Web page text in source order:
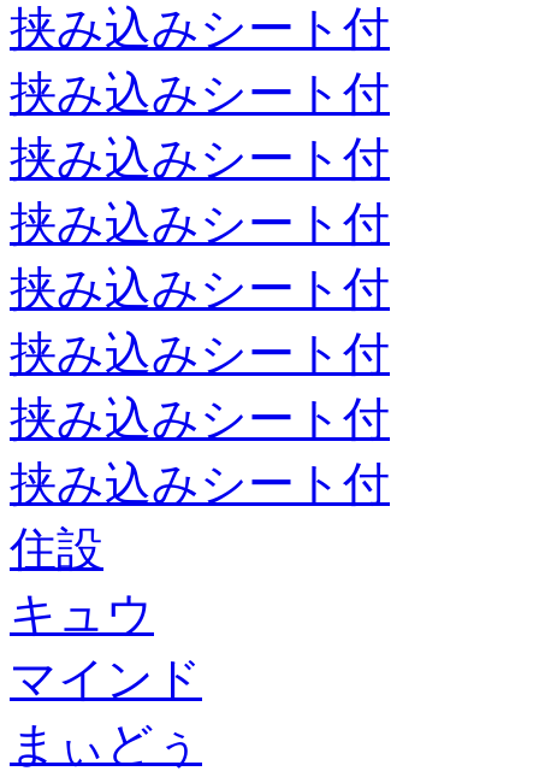
挟み込みシート付
挟み込みシート付
挟み込みシート付
挟み込みシート付
挟み込みシート付
挟み込みシート付
挟み込みシート付
挟み込みシート付
住設
キュウ
マインド
まぃどぅ